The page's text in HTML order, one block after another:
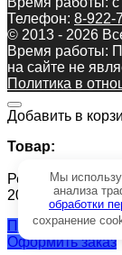
Телефон: 8-922-
© 2013 - 2026
Время работы:
на сайте не
Политика в
Добавить в
Товар:
Ремкомплект
200х170
Продолжить
Оформить заказ
Мы
анализа
обработки
сохранение